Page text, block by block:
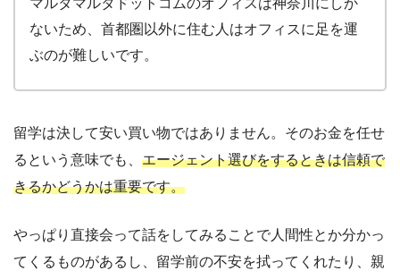
ないため、首都圏以外に住む人はオフィスに足を運
ぶのが難しいです。
留学は決して安い買い物ではありません。そのお金を任せ
るという意味でも、 エージェント選びをするときは信頼で
きるかどうかは重要です。
やっぱり直接会って話をしてみることで人間性とか分かっ
てくるものがあるし、留学前の不安を拭ってくれたり、親